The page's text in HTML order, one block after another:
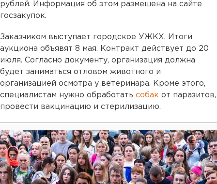
рублей. Информация об этом размешена на сайте
госзакупок.
Заказчиком выступает городское УЖКХ. Итоги
аукциона объявят 8 мая. Контракт действует до 20
июля. Согласно документу, организация должна
будет заниматься отловом животного и
организацией осмотра у ветеринара. Кроме этого,
специалистам нужно обработать собак от паразитов,
провести вакцинацию и стерилизацию.